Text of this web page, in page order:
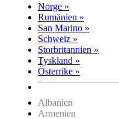
Norge »
Rumänien »
San Marino »
Schweiz »
Storbritannien »
Tyskland »
Österrike »
Albanien
Armenien